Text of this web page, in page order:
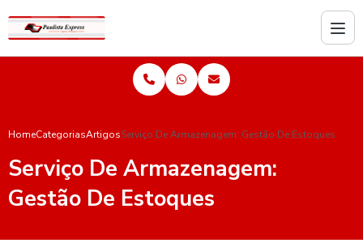
HomeCategoriasArtigosServiço De Armazenagem: Gestão De Estoques
Serviço De Armazenagem:
Gestão De Estoques